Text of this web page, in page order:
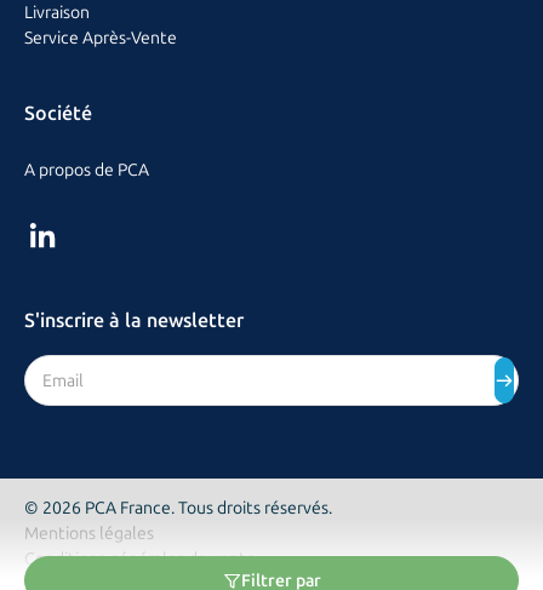
Filtrer par
Livraison
Service Après-Vente
Société
A propos de PCA
S'inscrire à la newsletter
Adresse mail
© 2026 PCA France. Tous droits réservés.
Mentions légales
Conditions générales de vente
Politique de confidentialité